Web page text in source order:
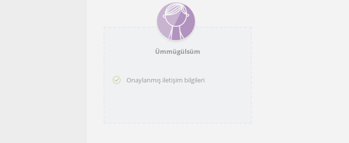
Ümmügülsüm
Onaylanmış iletişim bilgileri